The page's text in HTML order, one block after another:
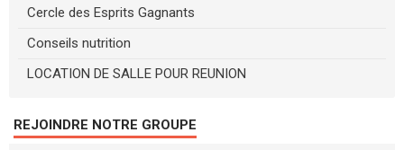
Cercle des Esprits Gagnants
Conseils nutrition
LOCATION DE SALLE POUR REUNION
REJOINDRE NOTRE GROUPE